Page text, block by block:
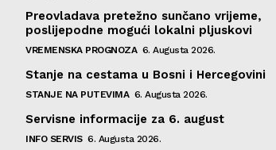
Preovladava pretežno sunčano vrijeme,
poslijepodne mogući lokalni pljuskovi
VREMENSKA PROGNOZA 6. Augusta 2026.
Stanje na cestama u Bosni i Hercegovini
STANJE NA PUTEVIMA 6. Augusta 2026.
Servisne informacije za 6. august
INFO SERVIS 6. Augusta 2026.